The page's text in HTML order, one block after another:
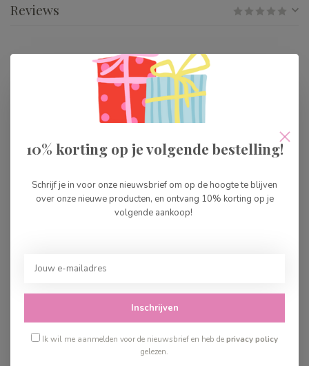
Reviews
Gerelateerde producten
Great Pretenders Misty
Mermaid Dress Roze 3-4
Op voorraad
Great Pretenders
Op voorraad
€49,99
Recent bekeken
10% korting op je volgende bestelling!
Schrijf je in voor onze nieuwsbrief om op de hoogte te blijven
over onze nieuwe producten, en ontvang 10% korting op je
volgende aankoop!
Inschrijven
Ik wil me aanmelden voor de nieuwsbrief en heb deprivacy policy
gelezen.